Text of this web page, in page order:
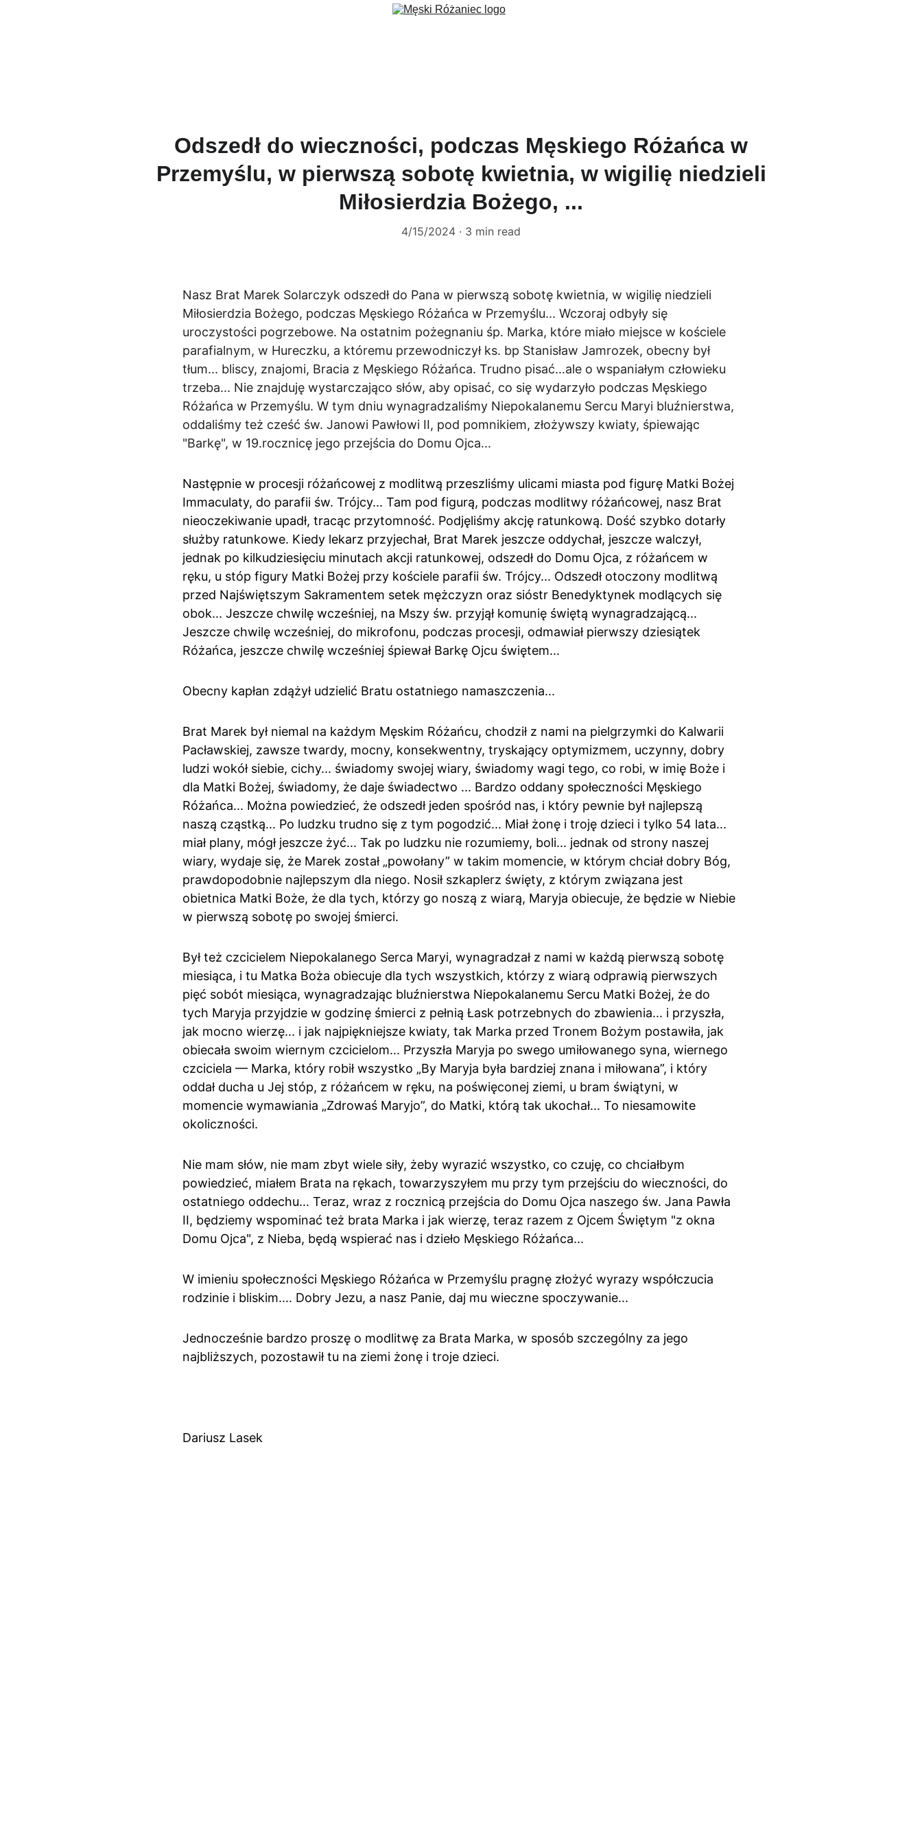
Odszedł do wieczności, podczas Męskiego Różańca w
Przemyślu, w pierwszą sobotę kwietnia, w wigilię niedzieli
Miłosierdzia Bożego, ...
4/15/2024 3 min read
Nasz Brat Marek Solarczyk odszedł do Pana w pierwszą sobotę kwietnia, w wigilię niedzieli
Miłosierdzia Bożego, podczas Męskiego Różańca w Przemyślu... Wczoraj odbyły się
uroczystości pogrzebowe. Na ostatnim pożegnaniu śp. Marka, które miało miejsce w kościele
parafialnym, w Hureczku, a któremu przewodniczył ks. bp Stanisław Jamrozek, obecny był
tłum... bliscy, znajomi, Bracia z Męskiego Różańca. Trudno pisać...ale o wspaniałym człowieku
trzeba... Nie znajduję wystarczająco słów, aby opisać, co się wydarzyło podczas Męskiego
Różańca w Przemyślu. W tym dniu wynagradzaliśmy Niepokalanemu Sercu Maryi bluźnierstwa,
oddaliśmy też cześć św. Janowi Pawłowi II, pod pomnikiem, złożywszy kwiaty, śpiewając
"Barkę", w 19.rocznicę jego przejścia do Domu Ojca...
Następnie w procesji różańcowej z modlitwą przeszliśmy ulicami miasta pod figurę Matki Bożej
Immaculaty, do parafii św. Trójcy... Tam pod figurą, podczas modlitwy różańcowej, nasz Brat
nieoczekiwanie upadł, tracąc przytomność. Podjęliśmy akcję ratunkową. Dość szybko dotarły
służby ratunkowe. Kiedy lekarz przyjechał, Brat Marek jeszcze oddychał, jeszcze walczył,
jednak po kilkudziesięciu minutach akcji ratunkowej, odszedł do Domu Ojca, z różańcem w
ręku, u stóp figury Matki Bożej przy kościele parafii św. Trójcy... Odszedł otoczony modlitwą
przed Najświętszym Sakramentem setek mężczyzn oraz sióstr Benedyktynek modlących się
obok... Jeszcze chwilę wcześniej, na Mszy św. przyjął komunię świętą wynagradzającą...
Jeszcze chwilę wcześniej, do mikrofonu, podczas procesji, odmawiał pierwszy dziesiątek
Różańca, jeszcze chwilę wcześniej śpiewał Barkę Ojcu świętem...
Obecny kapłan zdążył udzielić Bratu ostatniego namaszczenia...
Brat Marek był niemal na każdym Męskim Różańcu, chodził z nami na pielgrzymki do Kalwarii
Pacławskiej, zawsze twardy, mocny, konsekwentny, tryskający optymizmem, uczynny, dobry
ludzi wokół siebie, cichy... świadomy swojej wiary, świadomy wagi tego, co robi, w imię Boże i
dla Matki Bożej, świadomy, że daje świadectwo ... Bardzo oddany społeczności Męskiego
Różańca... Można powiedzieć, że odszedł jeden spośród nas, i który pewnie był najlepszą
naszą cząstką... Po ludzku trudno się z tym pogodzić... Miał żonę i troję dzieci i tylko 54 lata...
miał plany, mógł jeszcze żyć... Tak po ludzku nie rozumiemy, boli... jednak od strony naszej
wiary, wydaje się, że Marek został „powołany” w takim momencie, w którym chciał dobry Bóg,
prawdopodobnie najlepszym dla niego. Nosił szkaplerz święty, z którym związana jest
obietnica Matki Boże, że dla tych, którzy go noszą z wiarą, Maryja obiecuje, że będzie w Niebie
w pierwszą sobotę po swojej śmierci.
Był też czcicielem Niepokalanego Serca Maryi, wynagradzał z nami w każdą pierwszą sobotę
miesiąca, i tu Matka Boża obiecuje dla tych wszystkich, którzy z wiarą odprawią pierwszych
pięć sobót miesiąca, wynagradzając bluźnierstwa Niepokalanemu Sercu Matki Bożej, że do
tych Maryja przyjdzie w godzinę śmierci z pełnią Łask potrzebnych do zbawienia... i przyszła,
jak mocno wierzę... i jak najpiękniejsze kwiaty, tak Marka przed Tronem Bożym postawiła, jak
obiecała swoim wiernym czcicielom... Przyszła Maryja po swego umiłowanego syna, wiernego
czciciela — Marka, który robił wszystko „By Maryja była bardziej znana i miłowana”, i który
oddał ducha u Jej stóp, z różańcem w ręku, na poświęconej ziemi, u bram świątyni, w
momencie wymawiania „Zdrowaś Maryjo”, do Matki, którą tak ukochał... To niesamowite
okoliczności.
Nie mam słów, nie mam zbyt wiele siły, żeby wyrazić wszystko, co czuję, co chciałbym
powiedzieć, miałem Brata na rękach, towarzyszyłem mu przy tym przejściu do wieczności, do
ostatniego oddechu... Teraz, wraz z rocznicą przejścia do Domu Ojca naszego św. Jana Pawła
II, będziemy wspominać też brata Marka i jak wierzę, teraz razem z Ojcem Świętym "z okna
Domu Ojca", z Nieba, będą wspierać nas i dzieło Męskiego Różańca...
W imieniu społeczności Męskiego Różańca w Przemyślu pragnę złożyć wyrazy współczucia
rodzinie i bliskim.... Dobry Jezu, a nasz Panie, daj mu wieczne spoczywanie...
Jednocześnie bardzo proszę o modlitwę za Brata Marka, w sposób szczególny za jego
najbliższych, pozostawił tu na ziemi żonę i troje dzieci.
Dariusz Lasek